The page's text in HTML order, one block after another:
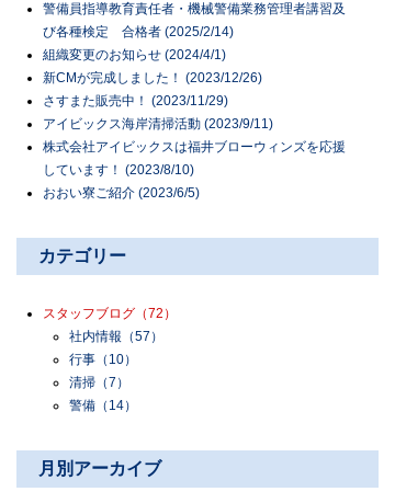
警備員指導教育責任者・機械警備業務管理者講習及
び各種検定 合格者 (2025/2/14)
組織変更のお知らせ (2024/4/1)
新CMが完成しました！ (2023/12/26)
さすまた販売中！ (2023/11/29)
アイビックス海岸清掃活動 (2023/9/11)
株式会社アイビックスは福井ブローウィンズを応援
しています！ (2023/8/10)
おおい寮ご紹介 (2023/6/5)
カテゴリー
スタッフブログ （72）
社内情報 （57）
行事 （10）
清掃 （7）
警備 （14）
月別アーカイブ